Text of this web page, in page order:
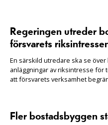
Regeringen utreder
försvarets
En särskild utredare ska se
anläggningar av riksintresse för
att försvarets verksamhet
Fler bostadsbyggen